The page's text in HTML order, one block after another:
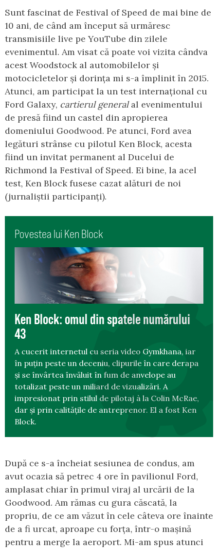
Sunt fascinat de Festival of Speed de mai bine de
10 ani, de când am început să urmăresc
transmisiile live pe YouTube din zilele
evenimentul. Am visat că poate voi vizita cândva
acest Woodstock al automobilelor și
motocicletelor și dorința mi s-a împlinit în 2015.
Atunci, am participat la un test internațional cu
Ford Galaxy, cartierul generalal evenimentului
de presă fiind un castel din apropierea
domeniului Goodwood. Pe atunci, Ford avea
legături strânse cu pilotul Ken Block, acesta
fiind un invitat permanent al Ducelui de
Richmond la Festival of Speed. Ei bine, la acel
test, Ken Block fusese cazat alături de noi
(jurnaliștii participanți).
Povestea lui Ken Block
Ken Block: omul din spatele numărului
43
A cucerit internetul cu seria video Gymkhana, iar
în puțin peste un deceniu, clipurile în care derapa
și se învârtea învăluit în fum de anvelope au
totalizat peste un miliard de vizualizări. A
impresionat prin stilul de pilotaj à la Colin McRae,
dar și prin calitățile de antreprenor. El a fost Ken
Block.
După ce s-a încheiat sesiunea de condus, am
avut ocazia să petrec 4 ore în pavilionul Ford,
amplasat chiar în primul viraj al urcării de la
Goodwood. Am rămas cu gura căscată, la
propriu, de ce am văzut în cele câteva ore înainte
de a fi urcat, aproape cu forța, într-o mașină
pentru a merge la aeroport. Mi-am spus atunci